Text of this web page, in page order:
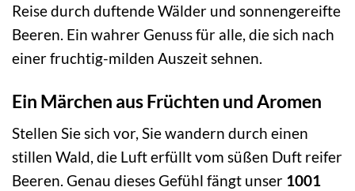
Reise durch duftende Wälder und sonnengereifte
Beeren. Ein wahrer Genuss für alle, die sich nach
einer fruchtig-milden Auszeit sehnen.
Ein Märchen aus Früchten und Aromen
Stellen Sie sich vor, Sie wandern durch einen
stillen Wald, die Luft erfüllt vom süßen Duft reifer
Beeren. Genau dieses Gefühl fängt unser 1001